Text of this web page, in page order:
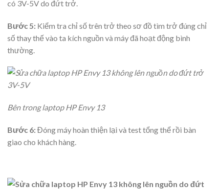
có 3V-5V do đứt trở.
Bước 5: Kiểm tra chỉ số trên trở theo sơ đồ tìm trở đúng chỉ
số thay thế vào ta kích nguồn và máy đã hoạt động bình
thường.
Bên trong laptop HP Envy 13
Bước 6:Đóng máy hoàn thiện lại và test tổng thể rồi bàn
giao cho khách hàng.